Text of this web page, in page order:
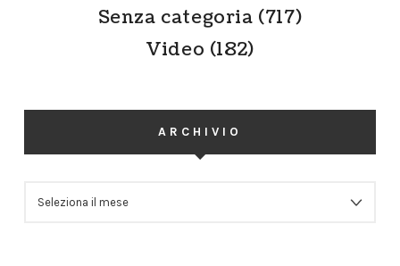
Senza categoria (717)
Video (182)
ARCHIVIO